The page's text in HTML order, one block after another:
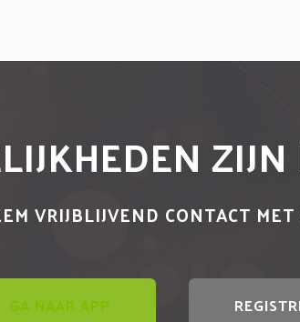
VRIJBLIJVEND CONTACT
GA NAAR APP